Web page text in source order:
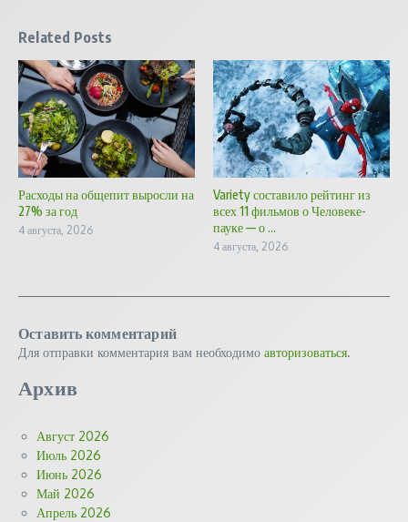
Related Posts
Расходы на общепит выросли на
27% за год
4 августа, 2026
Variety составило рейтинг из
всех 11 фильмов о Человеке-
пауке — о ...
4 августа, 2026
Оставить комментарий
Для отправки комментария вам необходимо авторизоваться.
Архив
Август 2026
Июль 2026
Июнь 2026
Май 2026
Апрель 2026